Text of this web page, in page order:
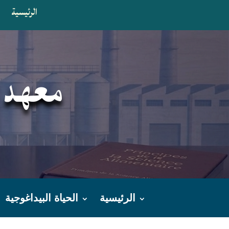
الرئيسية
معهد
الرئيسية الحياة البيداغوجية